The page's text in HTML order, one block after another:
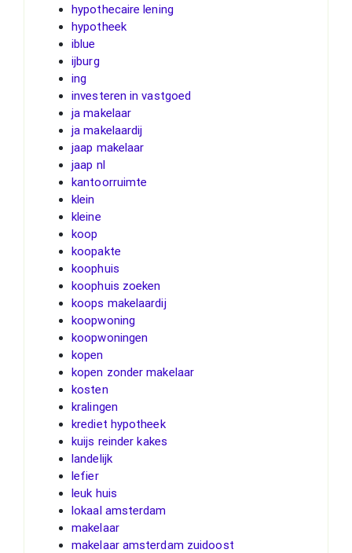
hypothecaire lening
hypotheek
iblue
ijburg
ing
investeren in vastgoed
ja makelaar
ja makelaardij
jaap makelaar
jaap nl
kantoorruimte
klein
kleine
koop
koopakte
koophuis
koophuis zoeken
koops makelaardij
koopwoning
koopwoningen
kopen
kopen zonder makelaar
kosten
kralingen
krediet hypotheek
kuijs reinder kakes
landelijk
lefier
leuk huis
lokaal amsterdam
makelaar
makelaar amsterdam zuidoost